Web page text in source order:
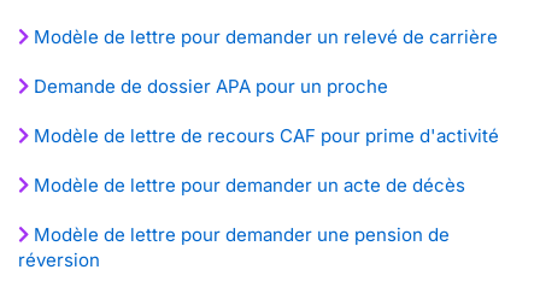
Modèle de lettre pour demander un relevé de carrière
Demande de dossier APA pour un proche
Modèle de lettre de recours CAF pour prime d'activité
Modèle de lettre pour demander un acte de décès
Modèle de lettre pour demander une pension de
réversion